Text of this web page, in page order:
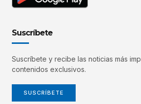
Suscríbete
Suscríbete y recibe las noticias más
contenidos exclusivos.
SUSCRÍBETE